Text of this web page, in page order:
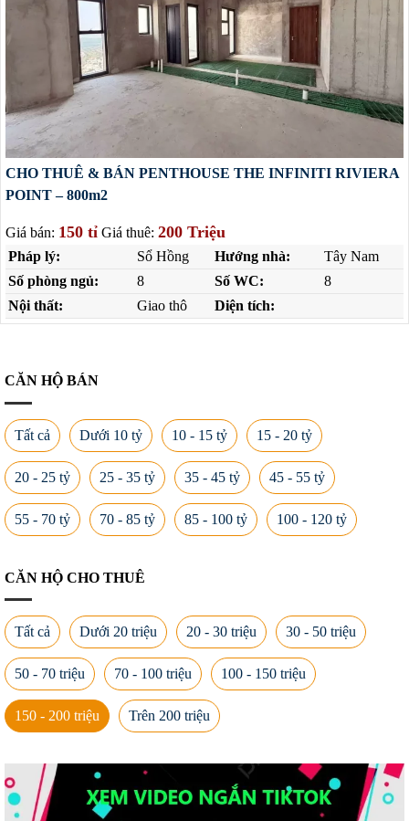
CHO THUÊ & BÁN PENTHOUSE THE INFINITI RIVIERA
POINT – 800m2
Giá bán: 150 tỉ Giá thuê: 200 Triệu
Pháp lý: Sổ Hồng Hướng nhà:
Tây Nam
Số phòng ngủ:
8 Số WC:
8
Nội thất:
Giao thô Diện tích:
CĂN HỘ BÁN
Tất cả Dưới 10 tỷ 10 - 15 tỷ 15 - 20 tỷ
20 - 25 tỷ 25 - 35 tỷ 35 - 45 tỷ 45 - 55 tỷ
55 - 70 tỷ 70 - 85 tỷ 85 - 100 tỷ 100 - 120 tỷ
CĂN HỘ CHO THUÊ
Tất cả Dưới 20 triệu 20 - 30 triệu 30 - 50 triệu
50 - 70 triệu 70 - 100 triệu 100 - 150 triệu
150 - 200 triệu Trên 200 triệu